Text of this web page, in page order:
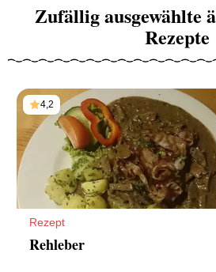
Zufällig ausgewählte
Rezepte
4,2
Rezept
Rehleber